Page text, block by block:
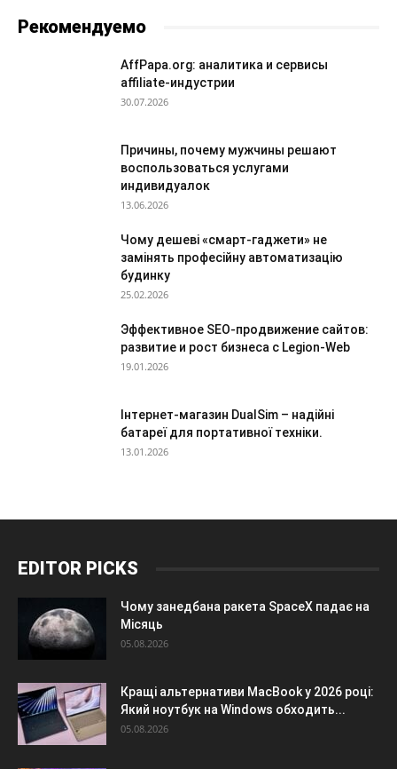
Рекомендуемо
AffPapa.org: аналитика и сервисы
affiliate-индустрии
30.07.2026
Причины, почему мужчины решают
воспользоваться услугами
индивидуалок
13.06.2026
Чому дешеві «смарт-гаджети» не
замінять професійну автоматизацію
будинку
25.02.2026
Эффективное SEO-продвижение сайтов:
развитие и рост бизнеса с Legion-Web
19.01.2026
Інтернет-магазин DualSim – надійні
батареї для портативної техніки.
13.01.2026
EDITOR PICKS
Чому занедбана ракета SpaceX падає на
Місяць
05.08.2026
Кращі альтернативи MacBook у 2026 році:
Який ноутбук на Windows обходить...
05.08.2026